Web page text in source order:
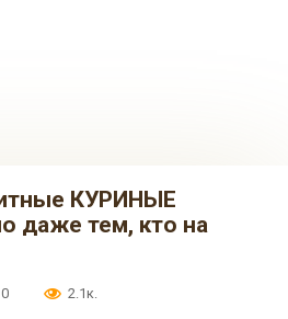
даже тем, кто на
0 2.1к.